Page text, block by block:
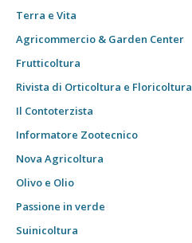
Terra e Vita
Agricommercio & Garden Center
Frutticoltura
Rivista di Orticoltura e Floricoltura
Il Contoterzista
Informatore Zootecnico
Nova Agricoltura
Olivo e Olio
Passione in verde
Suinicoltura